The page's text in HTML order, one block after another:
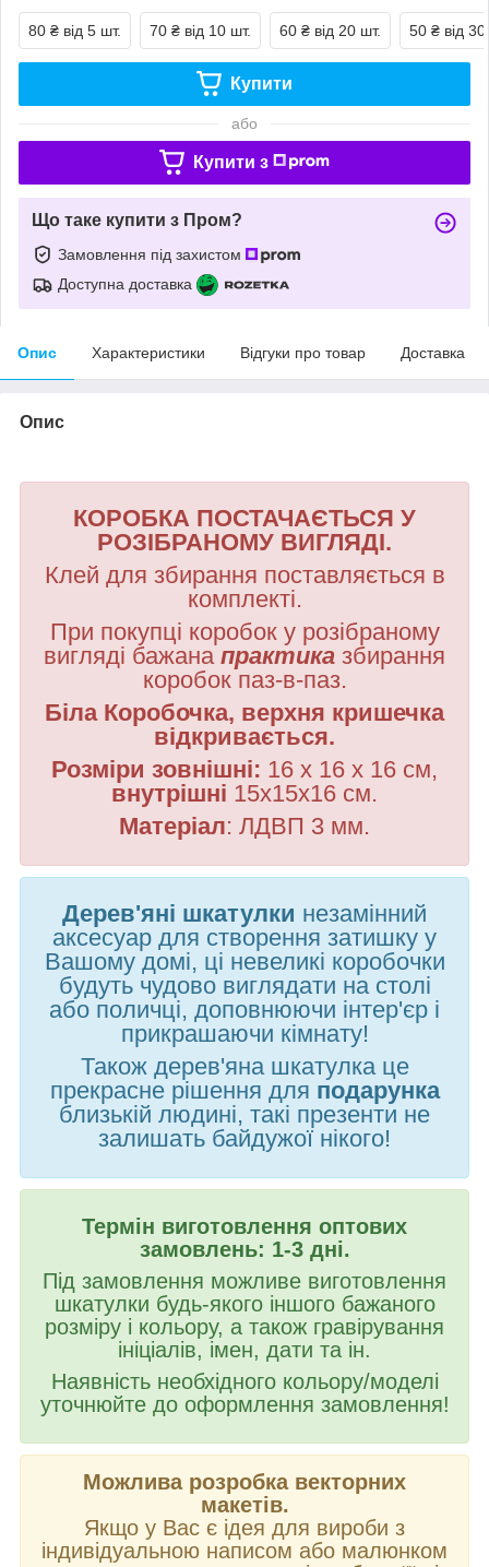
80 ₴ від 5 шт. 70 ₴ від 10 шт. 60 ₴ від 20 шт. 50 ₴ від
Купити
або
Купити з
Що таке купити з Пром?
Замовлення під захистом
Доступна доставка
Опис Характеристики Відгуки про товар Доставка
Опис
КОРОБКА ПОСТАЧАЄТЬСЯ У
РОЗІБРАНОМУ ВИГЛЯДІ.
Клей для збирання поставляється в
комплекті.
При покупці коробок у розібраному
вигляді бажана практика збирання
коробок паз-в-паз.
Біла Коробочка, верхня кришечка
відкривається.
Розміри зовнішні: 16 х 16 х 16 см,
внутрішні 15х15х16 см.
Матеріал: ЛДВП 3 мм.
Дерев'яні шкатулки незамінний
аксесуар для створення затишку у
Вашому домі, ці невеликі коробочки
будуть чудово виглядати на столі
або поличці, доповнюючи інтер'єр і
прикрашаючи кімнату!
Також дерев'яна шкатулка це
прекрасне рішення для подарунка
близькій людині, такі презенти не
залишать байдужої нікого!
Термін виготовлення оптових
замовлень: 1-3 дні.
Під замовлення можливе виготовлення
шкатулки будь-якого іншого бажаного
розміру і кольору, а також гравірування
ініціалів, імен, дати та ін.
Наявність необхідного кольору/моделі
уточнюйте до оформлення замовлення!
Можлива розробка векторних
макетів.
Якщо у Вас є ідея для вироби з
індивідуальною написом або малюнком